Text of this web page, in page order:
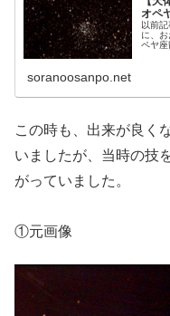
オペ
以前
に、
ペヤ
soranoosanpo.net
この時も、出来が良く
いましたが、当時の技
がっていました。
①元画像